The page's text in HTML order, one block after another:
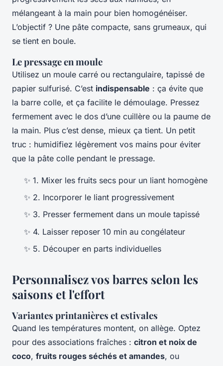
mélangeant à la main pour bien homogénéiser.
L’objectif ? Une pâte compacte, sans grumeaux, qui
se tient en boule.
Le pressage en moule
Utilisez un moule carré ou rectangulaire, tapissé de
papier sulfurisé. C’est indispensable : ça évite que
la barre colle, et ça facilite le démoulage. Pressez
fermement avec le dos d’une cuillère ou la paume de
la main. Plus c’est dense, mieux ça tient. Un petit
truc : humidifiez légèrement vos mains pour éviter
que la pâte colle pendant le pressage.
✨ 1. Mixer les fruits secs pour un liant homogène
✨ 2. Incorporer le liant progressivement
✨ 3. Presser fermement dans un moule tapissé
✨ 4. Laisser reposer 10 min au congélateur
✨ 5. Découper en parts individuelles
Personnalisez vos barres selon les
saisons et l'effort
Variantes printanières et estivales
Quand les températures montent, on allège. Optez
pour des associations fraîches : citron et noix de
coco, fruits rouges séchés et amandes, ou